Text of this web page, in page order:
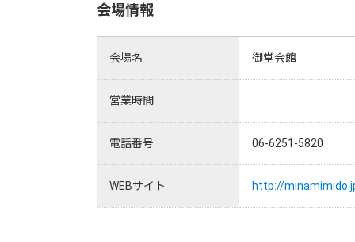
会場情報
会場名 御堂会館
営業時間
電話番号 06-6251-5820
WEBサイト http://